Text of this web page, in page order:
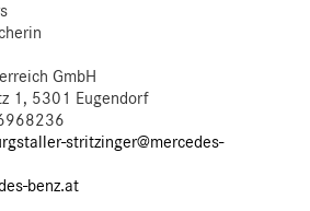
GmbH
1, 5301 Eugendorf
stritzinger@mercedes-
benz.at